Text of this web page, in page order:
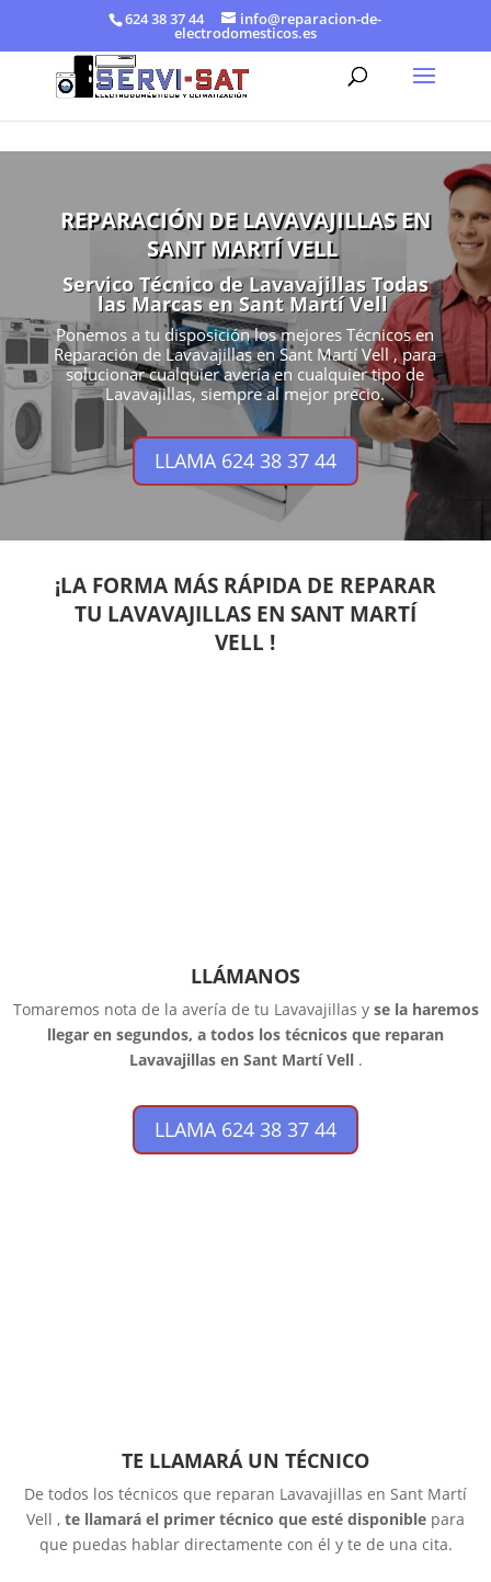
624 38 37 44 info@reparacion-de-
electrodomesticos.es
REPARACIÓN DE LAVAVAJILLAS EN
SANT MARTÍ VELL
Servico Técnico de Lavavajillas Todas
las Marcas en Sant Martí Vell
Ponemos a tu disposición los mejores Técnicos en
Reparación de Lavavajillas en Sant Martí Vell , para
solucionar cualquier avería en cualquier tipo de
Lavavajillas, siempre al mejor precio.
LLAMA 624 38 37 44
¡LA FORMA MÁS RÁPIDA DE REPARAR
TU LAVAVAJILLAS EN SANT MARTÍ
VELL !
LLÁMANOS
Tomaremos nota de la avería de tu Lavavajillas y se la haremos
llegar en segundos, a todos los técnicos que reparan
Lavavajillas en Sant Martí Vell .
LLAMA 624 38 37 44
TE LLAMARÁ UN TÉCNICO
De todos los técnicos que reparan Lavavajillas en Sant Martí
Vell , te llamará el primer técnico que esté disponible para
que puedas hablar directamente con él y te de una cita.